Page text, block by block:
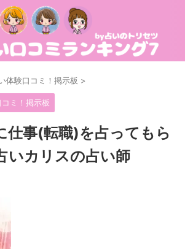
体験口コミ！掲示板 >
ミ！掲示板
仕事(転職)を占ってもら
いカリスの占い師